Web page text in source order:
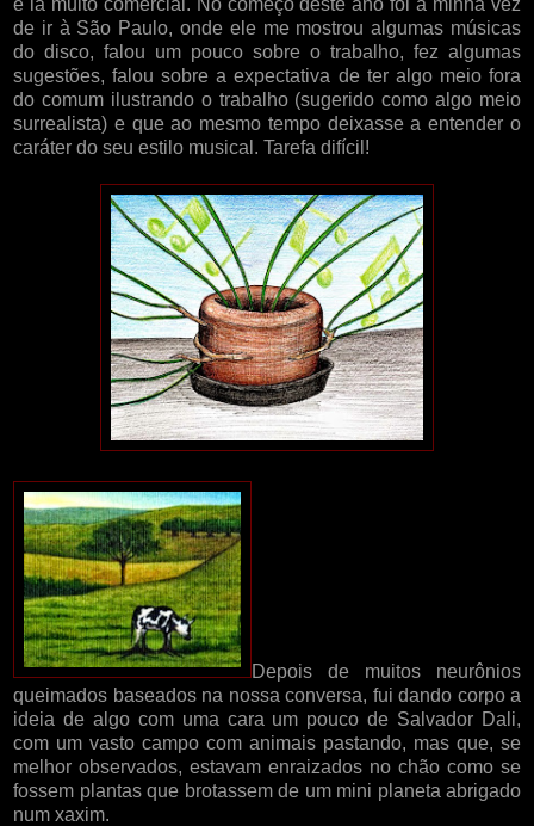
é lá muito comercial. No começo deste ano foi a minha vez
de ir à São Paulo, onde ele me mostrou algumas músicas
do disco, falou um pouco sobre o trabalho, fez algumas
sugestões, falou sobre a expectativa de ter algo meio fora
do comum ilustrando o trabalho (sugerido como algo meio
surrealista) e que ao mesmo tempo deixasse a entender o
caráter do seu estilo musical. Tarefa difícil!
Depois de muitos neurônios
queimados baseados na nossa conversa, fui dando corpo a
ideia de algo com uma cara um pouco de Salvador Dali,
com um vasto campo com animais pastando, mas que, se
melhor observados, estavam enraizados no chão como se
fossem plantas que brotassem de um mini planeta abrigado
num xaxim.